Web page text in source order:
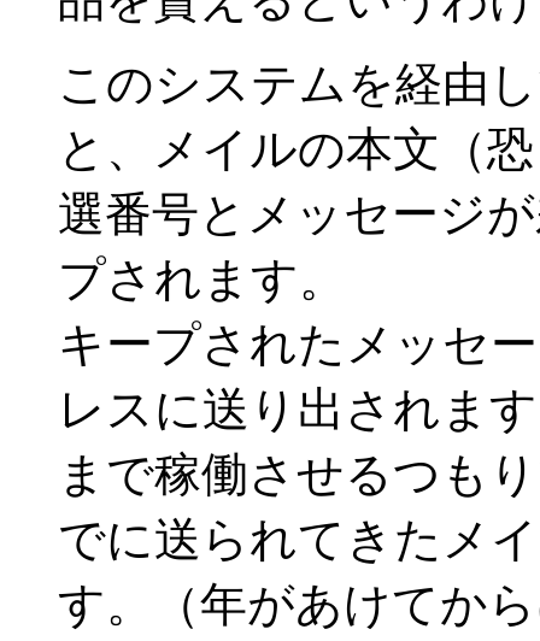
このシステムを経由
と、メイルの本文（
選番号とメッセージ
プされます。
キープされたメッセ
レスに送り出されま
まで稼働させるつも
でに送られてきたメ
す。（年があけてか